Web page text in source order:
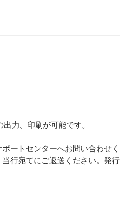
力、印刷が可能です。
ートセンターへお問い合わせく
行宛てにご返送ください。発行